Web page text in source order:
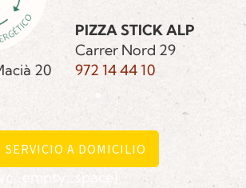
20
PIZZA STICK ALP
Carrer Nord 29
972 14 44 10
SERVICIO A DOMICILIO
[vc_empty_space]